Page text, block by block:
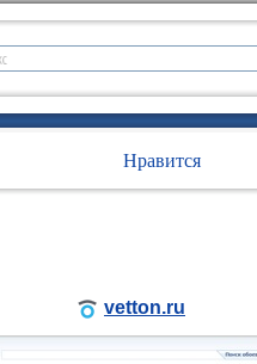
Нравится
vetton.ru